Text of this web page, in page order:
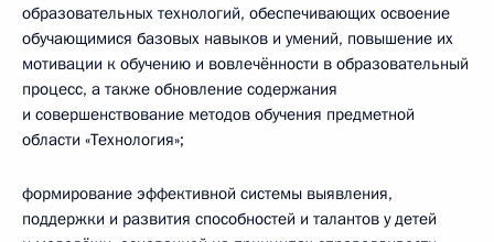
образовательных технологий, обеспечивающих освоение
обучающимися базовых навыков и умений, повышение их
мотивации к обучению и вовлечённости в образовательный
процесс, а также обновление содержания
и совершенствование методов обучения предметной
области «Технология»;
формирование эффективной системы выявления,
поддержки и развития способностей и талантов у детей